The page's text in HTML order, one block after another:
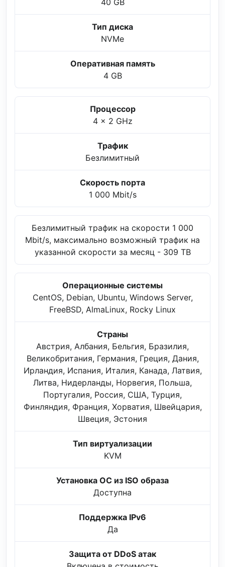
Тип диска
NVMe
Оперативная память
4 GB
Процессор
4 x 2 GHz
Трафик
Безлимитный
Скорость порта
1 000 Mbit/s
Безлимитный трафик на скорости 1 000
Mbit/s, максимально возможный трафик на
указанной скорости за месяц - 309 TB
Операционные системы
CentOS, Debian, Ubuntu, Windows Server,
FreeBSD, AlmaLinux, Rocky Linux
Страны
Австрия, Албания, Бельгия, Бразилия,
Великобритания, Германия, Греция, Дания,
Ирландия, Испания, Италия, Канада, Латвия,
Литва, Нидерланды, Норвегия, Польша,
Португалия, Россия, США, Турция,
Финляндия, Франция, Хорватия, Швейцария,
Швеция, Эстония
Тип виртуализации
KVM
Установка ОС из ISO образа
Доступна
Поддержка IPv6
Да
Защита от DDoS атак